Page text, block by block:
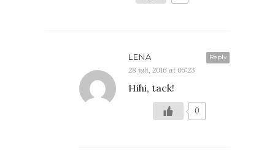
Reply
LENA
28 juli, 2016 at 05:23
Hihi, tack!
0